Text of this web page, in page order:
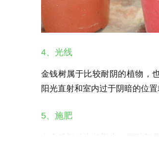
4、光线
金钱树属于比较耐阴的植物，
阳光直射和室内过于阴暗的位置
5、施肥